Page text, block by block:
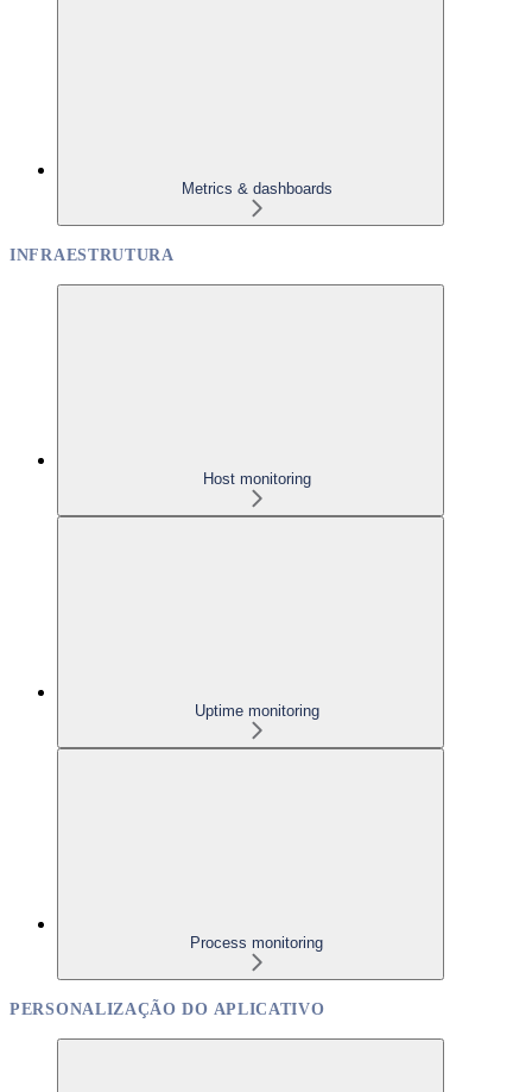
Metrics & dashboards
INFRAESTRUTURA
Host monitoring
Uptime monitoring
Process monitoring
PERSONALIZAÇÃO DO APLICATIVO